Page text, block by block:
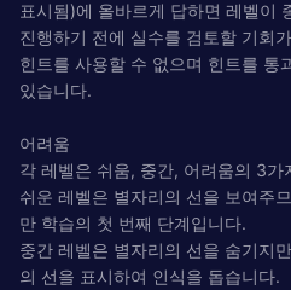
표시됨)에 올바르게 답하면 레벨이
진행하기 전에 실수를 검토할 기회
힌트를 사용할 수 없으며 힌트를 통
있습니다.
어려움
각 레벨은 쉬움, 중간, 어려움의 3가
쉬운 레벨은 별자리의 선을 보여주
만 학습의 첫 번째 단계입니다.
중간 레벨은 별자리의 선을 숨기지
의 선을 표시하여 인식을 돕습니다.